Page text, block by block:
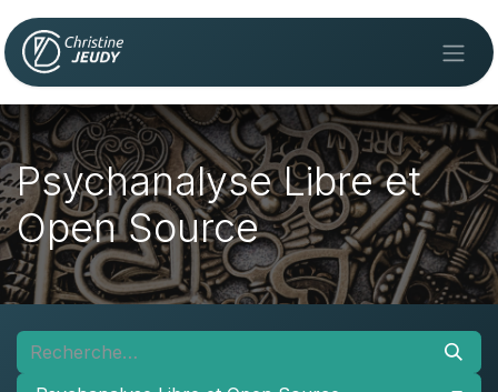
Se rendre au contenu
Psychanalyse Libre et
Open Source